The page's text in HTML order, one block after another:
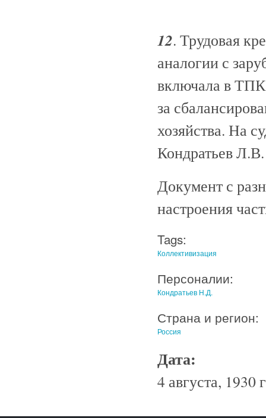
12. Трудовая
аналогии с
включала в ТПК
за
хозяйства. На
Кондратьев
Документ с
настроения
Tags:
Коллективизация
Персоналии:
Кондратьев Н.Д.
Страна и регион:
Россия
Дата:
4 августа, 1930